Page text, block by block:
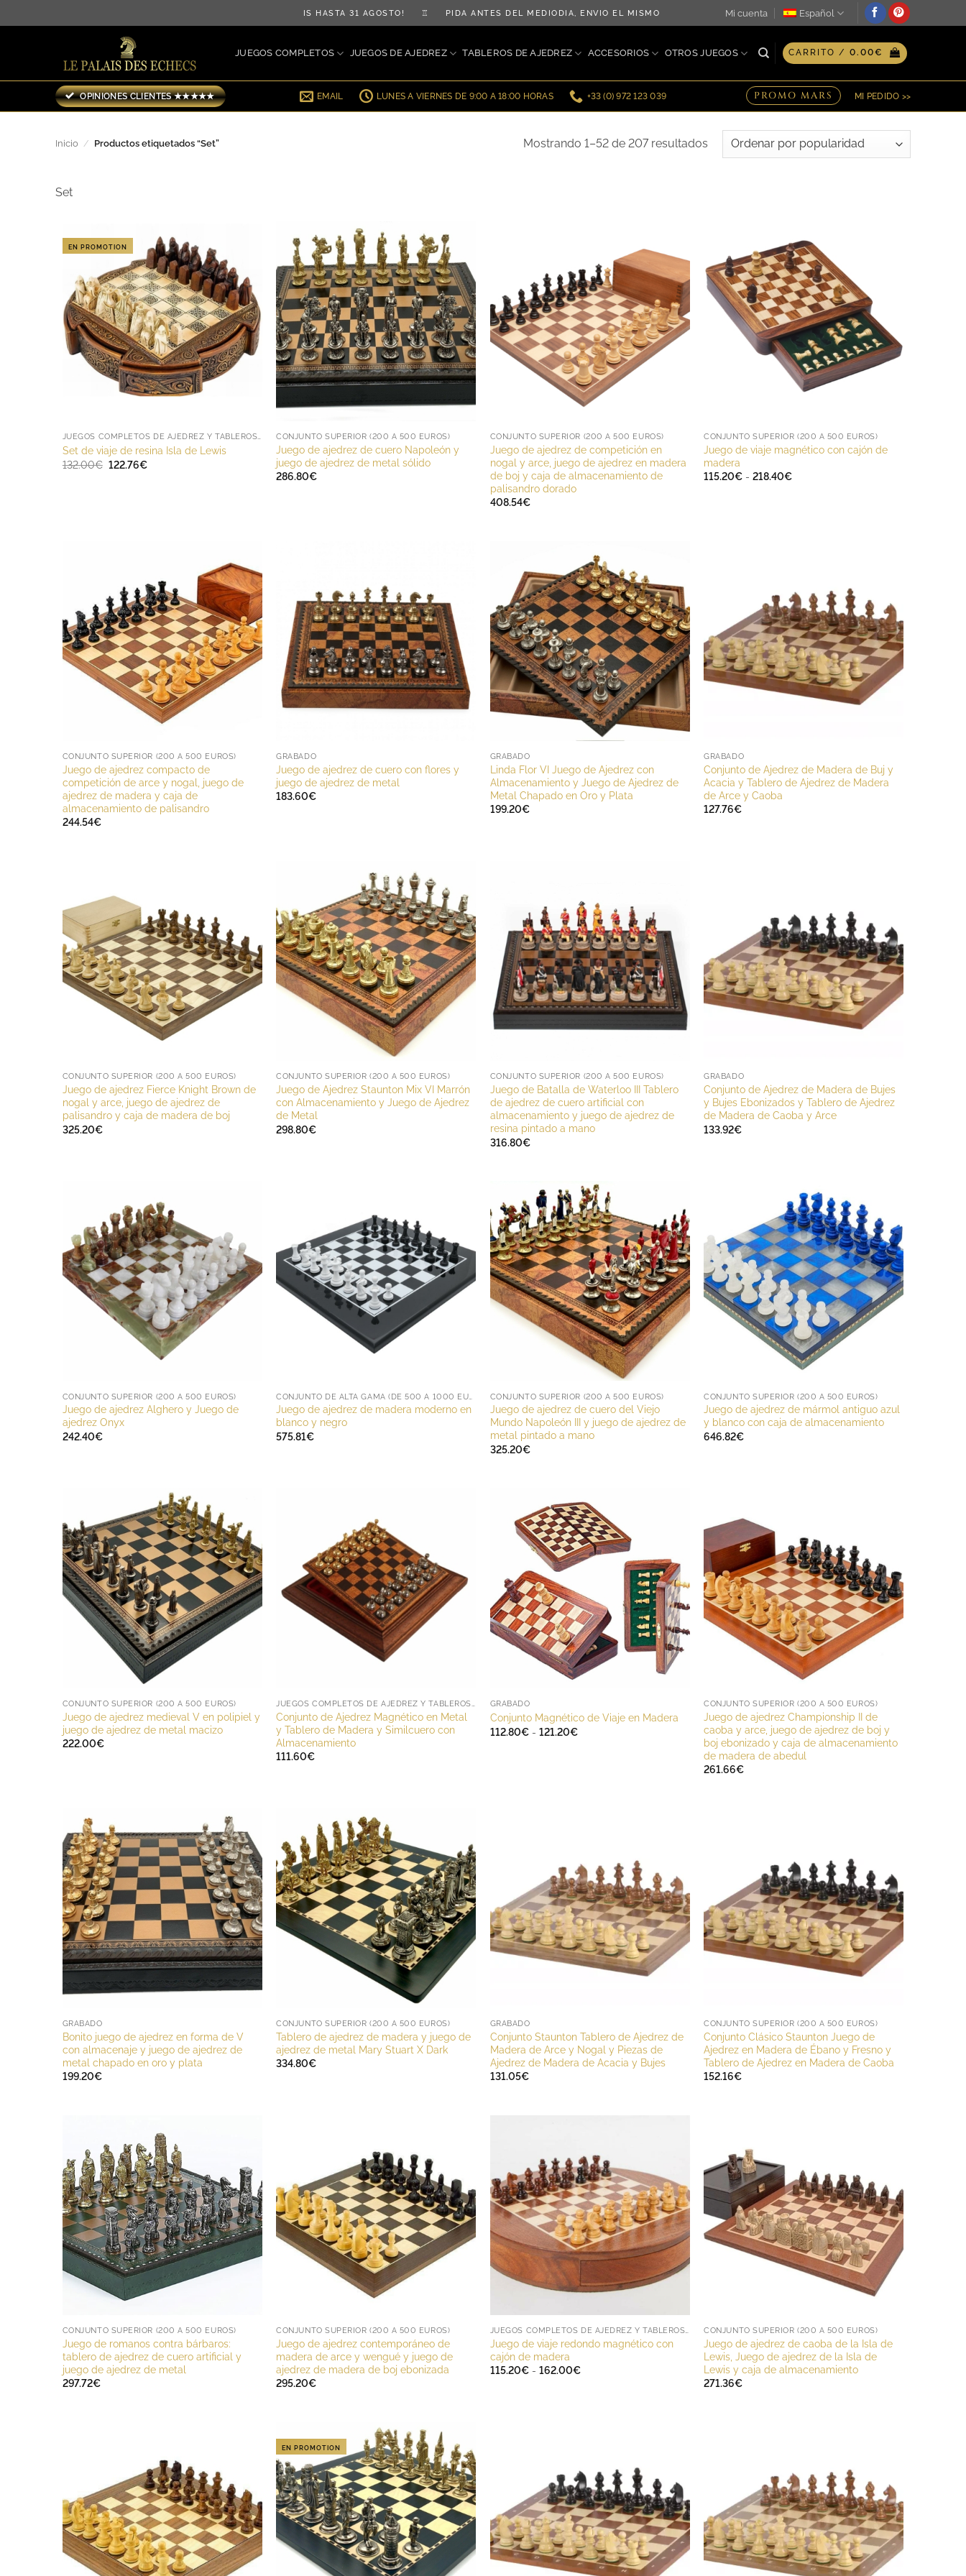
al
¡ENVÍO GRATIS HASTA 31 AGOSTO! ♖ PIDA ANTES DEL MEDIODÍA, ENVÍO EL MISMO DÍA ♖ OPCIÓN DE GRABADO PERSONALIZADO EN PLACA ♖
Mi cuenta Español
JUEGOS COMPLETOS JUEGOS DE AJEDREZ TABLEROS DE AJEDREZ ACCESORIOS OTROS JUEGOS CARRITO / 0.00€
OPINIONES CLIENTES ★★★★★ EMAIL LUNES A VIERNES DE 9:00 A 18:00 HORAS +33 (0) 972 123 039 PROMO MARS MI PEDIDO >>
Inicio / Productos etiquetados “Set” Mostrando 1–52 de 207 resultadosOrdenado
por
Set
EN PROMOTION
JUEGOS COMPLETOS DE AJEDREZ Y TABLEROS DE AJEDREZ
Set de viaje de resina Isla de Lewis
132.00€ El
122.76€El
CONJUNTO SUPERIOR (200 A 500 EUROS)
Juego de ajedrez de cuero Napoleón y
juego de ajedrez de metal sólido
286.80€
CONJUNTO SUPERIOR (200 A 500 EUROS)
Juego de ajedrez de competición en
nogal y arce, juego de ajedrez en madera
de boj y caja de almacenamiento de
palisandro dorado
408.54€
CONJUNTO SUPERIOR (200 A 500 EUROS)
Juego de viaje magnético con cajón de
madera
115.20€ - 218.40€Rango
CONJUNTO SUPERIOR (200 A 500 EUROS)
Juego de ajedrez compacto de
competición de arce y nogal, juego de
ajedrez de madera y caja de
almacenamiento de palisandro
244.54€
GRABADO
Juego de ajedrez de cuero con flores y
juego de ajedrez de metal
183.60€
GRABADO
Linda Flor VI Juego de Ajedrez con
Almacenamiento y Juego de Ajedrez de
Metal Chapado en Oro y Plata
199.20€
GRABADO
Conjunto de Ajedrez de Madera de Buj y
Acacia y Tablero de Ajedrez de Madera
de Arce y Caoba
127.76€
CONJUNTO SUPERIOR (200 A 500 EUROS)
Juego de ajedrez Fierce Knight Brown de
nogal y arce, juego de ajedrez de
palisandro y caja de madera de boj
325.20€
CONJUNTO SUPERIOR (200 A 500 EUROS)
Juego de Ajedrez Staunton Mix VI Marrón
con Almacenamiento y Juego de Ajedrez
de Metal
298.80€
CONJUNTO SUPERIOR (200 A 500 EUROS)
Juego de Batalla de Waterloo III Tablero
de ajedrez de cuero artificial con
almacenamiento y juego de ajedrez de
resina pintado a mano
316.80€
GRABADO
Conjunto de Ajedrez de Madera de Bujes
y Bujes Ebonizados y Tablero de Ajedrez
de Madera de Caoba y Arce
133.92€
CONJUNTO SUPERIOR (200 A 500 EUROS)
Juego de ajedrez Alghero y Juego de
ajedrez Onyx
242.40€
Juego de ajedrez de madera moderno en
blanco y negro
575.81€
CONJUNTO SUPERIOR (200 A 500 EUROS)
Juego de ajedrez de cuero del Viejo
Mundo Napoleón III y juego de ajedrez de
metal pintado a mano
325.20€
CONJUNTO SUPERIOR (200 A 500 EUROS)
Juego de ajedrez de mármol antiguo azul
y blanco con caja de almacenamiento
646.82€
CONJUNTO SUPERIOR (200 A 500 EUROS)
Juego de ajedrez medieval V en polipiel y
juego de ajedrez de metal macizo
222.00€
JUEGOS COMPLETOS DE AJEDREZ Y TABLEROS DE AJEDREZ
Conjunto de Ajedrez Magnético en Metal
y Tablero de Madera y Similcuero con
Almacenamiento
111.60€
GRABADO
Conjunto Magnético de Viaje en Madera
112.80€ - 121.20€Rango
CONJUNTO SUPERIOR (200 A 500 EUROS)
Juego de ajedrez Championship II de
caoba y arce, juego de ajedrez de boj y
boj ebonizado y caja de almacenamiento
de madera de abedul
261.66€
GRABADO
Bonito juego de ajedrez en forma de V
con almacenaje y juego de ajedrez de
metal chapado en oro y plata
199.20€
CONJUNTO SUPERIOR (200 A 500 EUROS)
Tablero de ajedrez de madera y juego de
ajedrez de metal Mary Stuart X Dark
334.80€
GRABADO
Conjunto Staunton Tablero de Ajedrez de
Madera de Arce y Nogal y Piezas de
Ajedrez de Madera de Acacia y Bujes
131.05€
CONJUNTO SUPERIOR (200 A 500 EUROS)
Conjunto Clásico Staunton Juego de
Ajedrez en Madera de Ébano y Fresno y
Tablero de Ajedrez en Madera de Caoba
152.16€
CONJUNTO SUPERIOR (200 A 500 EUROS)
Juego de romanos contra bárbaros:
tablero de ajedrez de cuero artificial y
juego de ajedrez de metal
297.72€
CONJUNTO SUPERIOR (200 A 500 EUROS)
Juego de ajedrez contemporáneo de
madera de arce y wengué y juego de
ajedrez de madera de boj ebonizada
295.20€
JUEGOS COMPLETOS DE AJEDREZ Y TABLEROS DE AJEDREZ
Juego de viaje redondo magnético con
cajón de madera
115.20€ - 162.00€Rango
CONJUNTO SUPERIOR (200 A 500 EUROS)
Juego de ajedrez de caoba de la Isla de
Lewis, Juego de ajedrez de la Isla de
Lewis y caja de almacenamiento
271.36€
EN PROMOTION